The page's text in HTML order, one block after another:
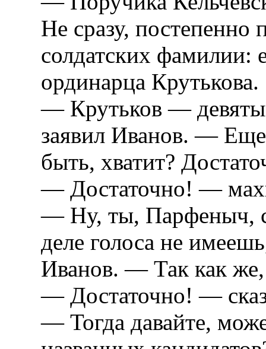
Не сразу, постепенно
солдатских фамилии:
ординарца Крутькова.
— Крутьков —
заявил Иванов. —
быть, хватит?
— Достаточно! —
— Ну, ты, Парфеныч,
деле голоса не
Иванов. — Так как же,
— Достаточно! —
— Тогда давайте,